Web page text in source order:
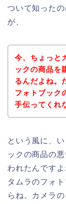
ついて知った
が、
今、ちょっと
ックの商品を
るんだよね。
フォトブック
手伝ってくれ
という風に、
ックの商品の
われたんです
タムラのフォ
らね。カメラ